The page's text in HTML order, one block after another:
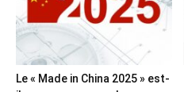
Le « Made in China 2025 » est-